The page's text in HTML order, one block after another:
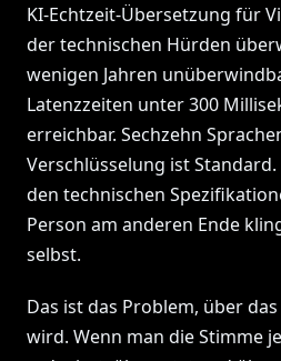
KI-Echtzeit-Übersetzung für
der technischen Hürden
wenigen Jahren
Latenzzeiten unter 300
erreichbar. Sechzehn
Verschlüsselung ist
den technischen
Person am anderen Ende
selbst.
Das ist das Problem, über
wird. Wenn man die Stimme